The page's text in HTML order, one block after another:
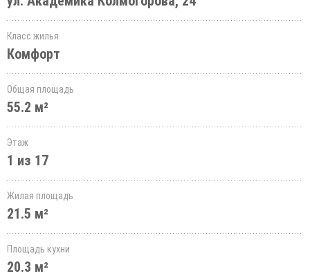
Класс жилья
Комфорт
Общая площадь
55.2 м²
Этаж
1 из 17
Жилая площадь
21.5 м²
Площадь кухни
20.3 м²